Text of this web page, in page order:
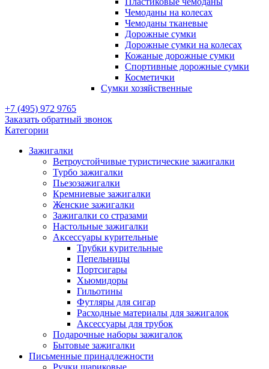
Чемоданы на колесах
Чемоданы тканевые
Дорожные сумки
Дорожные сумки на колесах
Кожаные дорожные сумки
Спортивные дорожные сумки
Косметички
Сумки хозяйственные
+7 (495) 972 9765
Заказать обратный звонок
Категории
Зажигалки
Ветроустойчивые туристические зажигалки
Турбо зажигалки
Пьезозажигалки
Кремниевые зажигалки
Женские зажигалки
Зажигалки со стразами
Настольные зажигалки
Аксессуары курительные
Трубки курительные
Пепельницы
Портсигары
Хьюмидоры
Гильотины
Футляры для сигар
Расходные материалы для зажигалок
Аксессуары для трубок
Подарочные наборы зажигалок
Бытовые зажигалки
Письменные принадлежности
Ручки шариковые